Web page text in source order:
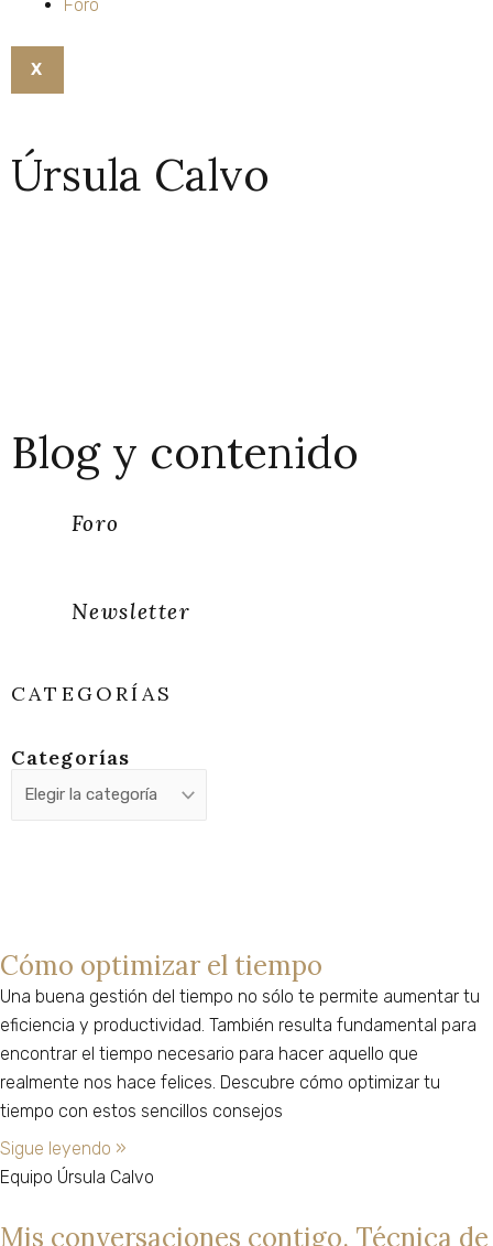
Foro
X
Úrsula Calvo
Blog y contenido
Foro
Newsletter
CATEGORÍAS
Categorías
Categorías
Cómo optimizar el tiempo
Una buena gestión del tiempo no sólo te permite aumentar tu
eficiencia y productividad. También resulta fundamental para
encontrar el tiempo necesario para hacer aquello que
realmente nos hace felices. Descubre cómo optimizar tu
tiempo con estos sencillos consejos
Sigue leyendo »
Equipo Úrsula Calvo
Mis conversaciones contigo. Técnica de